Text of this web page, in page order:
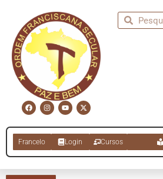
Francelo Login Cursos